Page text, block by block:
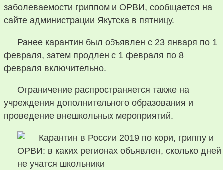
заболеваемости гриппом и ОРВИ, сообщается на
сайте администрации Якутска в пятницу.
Ранее карантин был объявлен с 23 января по 1
февраля, затем продлен с 1 февраля по 8
февраля включительно.
Ограничение распространяется также на
учреждения дополнительного образования и
проведение внешкольных мероприятий.